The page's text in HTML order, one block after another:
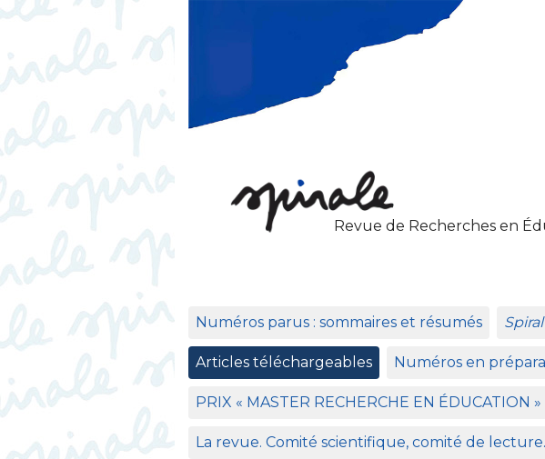
Revue de Recherches en
Numéros parus : sommaires et résumés
Articles téléchargeables Numéros en
PRIX « MASTER RECHERCHE EN É DUCATION »
La revue. Comité scientifique, comité de lecture.